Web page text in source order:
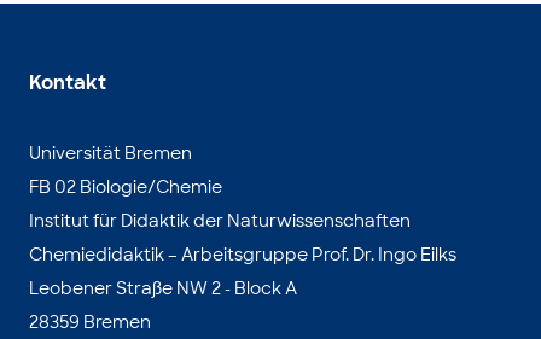
Kontakt
Universität Bremen
FB 02 Biologie/Chemie
Institut für Didaktik der Naturwissenschaften
Chemiedidaktik – Arbeitsgruppe Prof. Dr. Ingo Eilks
Leobener Straße NW 2 - Block A
28359 Bremen